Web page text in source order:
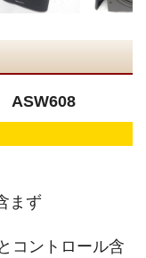
ASW608
まず
コントロール含